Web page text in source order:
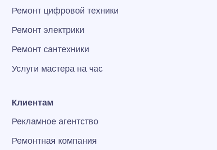
Ремонт цифровой техники
Ремонт электрики
Ремонт сантехники
Услуги мастера на час
Клиентам
Рекламное агентство
Ремонтная компания